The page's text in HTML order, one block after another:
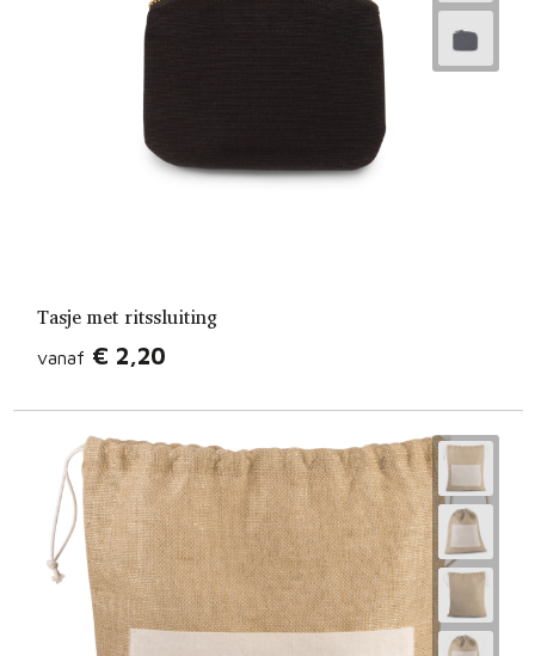
Tasje met ritssluiting
vanaf € 2,20